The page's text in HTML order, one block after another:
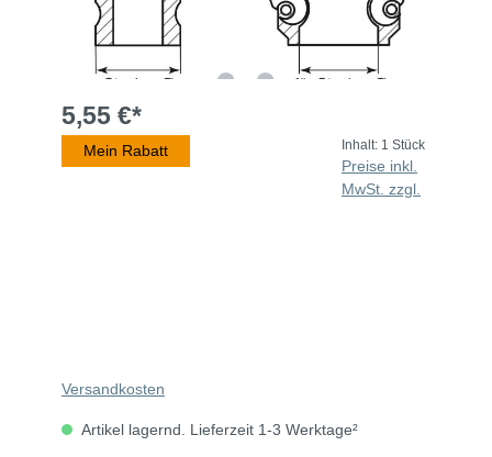
5,55 €*
Mein Rabatt Inhalt: 1 Stück
Preise inkl.
MwSt. zzgl.
Versandkosten
Artikel lagernd. Lieferzeit 1-3 Werktage²